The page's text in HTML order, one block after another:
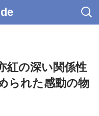
紅の深い関係性
られた感動の物